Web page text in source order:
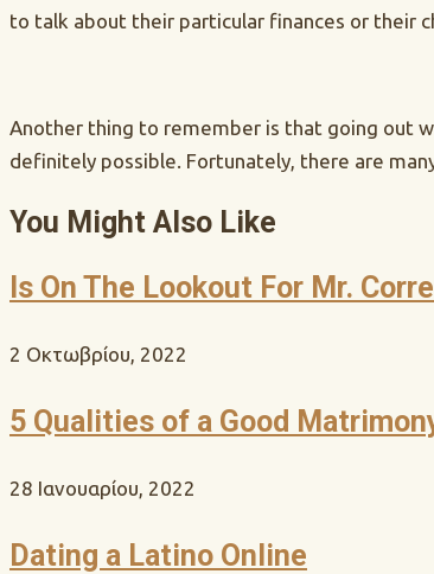
to talk about their particular finances or their
Another thing to remember is that going out
definitely possible. Fortunately, there are
You Might Also Like
Is On The Lookout For Mr.
2 Οκτωβρίου, 2022
5 Qualities of a Good
28 Ιανουαρίου, 2022
Dating a Latino Online